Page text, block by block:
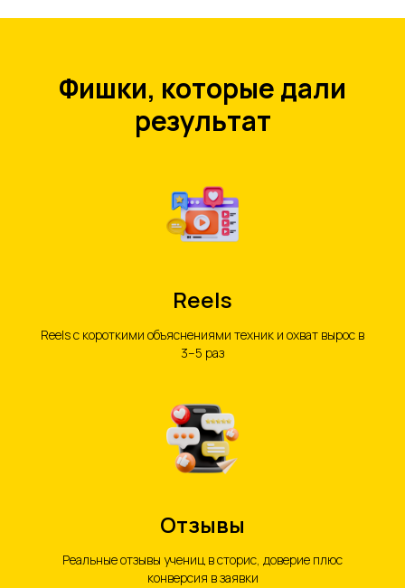
Фишки, которые дали
результат
Reels
Reels с короткими объяснениями техник и охват вырос в
3–5 раз
Отзывы
Реальные отзывы учениц в сторис, доверие плюс
конверсия в заявки